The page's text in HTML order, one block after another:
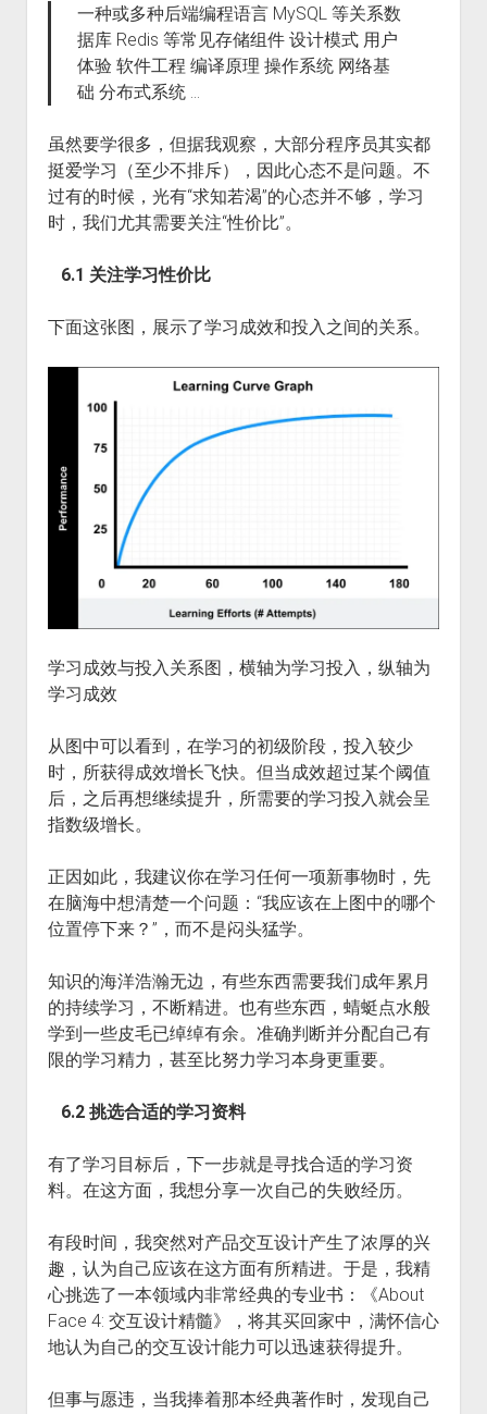
一种或多种后端编程语言 MySQL 等关系数
据库 Redis 等常见存储组件 设计模式 用户
体验 软件工程 编译原理 操作系统 网络基
础 分布式系统 …
虽然要学很多，但据我观察，大部分程序员其实都
挺爱学习（至少不排斥），因此心态不是问题。不
过有的时候，光有“求知若渴”的心态并不够，学习
时，我们尤其需要关注“性价比”。
6.1 关注学习性价比
下面这张图，展示了学习成效和投入之间的关系。
学习成效与投入关系图，横轴为学习投入，纵轴为
学习成效
从图中可以看到，在学习的初级阶段，投入较少
时，所获得成效增长飞快。但当成效超过某个阈值
后，之后再想继续提升，所需要的学习投入就会呈
指数级增长。
正因如此，我建议你在学习任何一项新事物时，先
在脑海中想清楚一个问题：“我应该在上图中的哪个
位置停下来？”，而不是闷头猛学。
知识的海洋浩瀚无边，有些东西需要我们成年累月
的持续学习，不断精进。也有些东西，蜻蜓点水般
学到一些皮毛已绰绰有余。准确判断并分配自己有
限的学习精力，甚至比努力学习本身更重要。
6.2 挑选合适的学习资料
有了学习目标后，下一步就是寻找合适的学习资
料。在这方面，我想分享一次自己的失败经历。
有段时间，我突然对产品交互设计产生了浓厚的兴
趣，认为自己应该在这方面有所精进。于是，我精
心挑选了一本领域内非常经典的专业书：《About
Face 4: 交互设计精髓》，将其买回家中，满怀信心
地认为自己的交互设计能力可以迅速获得提升。
但事与愿违，当我捧着那本经典著作时，发现自己